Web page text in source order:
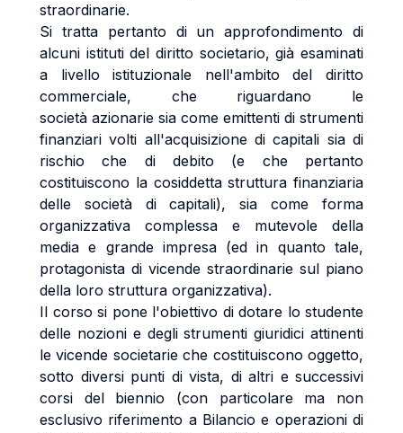
straordinarie.
Si tratta pertanto di un approfondimento di
alcuni istituti del diritto societario, già esaminati
a livello istituzionale nell'ambito del diritto
commerciale, che riguardano le
società azionarie sia come emittenti di strumenti
finanziari volti all'acquisizione di capitali sia di
rischio che di debito (e che pertanto
costituiscono la cosiddetta struttura finanziaria
delle società di capitali), sia come forma
organizzativa complessa e mutevole della
media e grande impresa (ed in quanto tale,
protagonista di vicende straordinarie sul piano
della loro struttura organizzativa).
Il corso si pone l'obiettivo di dotare lo studente
delle nozioni e degli strumenti giuridici attinenti
le vicende societarie che costituiscono oggetto,
sotto diversi punti di vista, di altri e successivi
corsi del biennio (con particolare ma non
esclusivo riferimento a Bilancio e operazioni di